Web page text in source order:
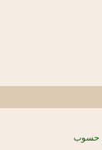
حسوب